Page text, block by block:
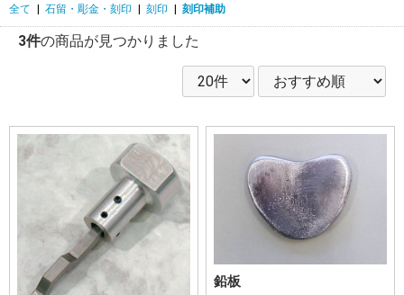
全て | 石留・彫金・刻印 | 刻印 | 刻印補助
3件の商品が見つかりました
鉛板